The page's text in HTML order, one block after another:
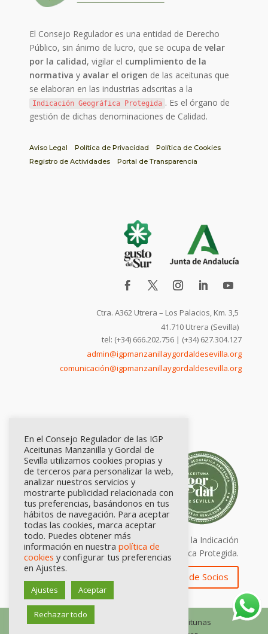
El Consejo Regulador es una entidad de Derecho
Público, sin ánimo de lucro, que se ocupa develar
por la calidad, vigilar el cumplimiento de la
normativa y avalar el origen de las aceitunas que
se elaboran en las industrias adscritas a la
Indicación Geográfica Protegida . Es el órgano de
gestión de dichas denominaciones de Calidad.
Aviso Legal Política de Privacidad
Política de Cookies
Registro de Actividades
Portal de Transparencia
Ctra. A362 Utrera – Los Palacios, Km. 3,5
41.710 Utrera (Sevilla)
tel: (+34) 666.202.756 | (+34) 627.304.127
admin@igpmanzanillaygordaldesevilla.org
comunicación@igpmanzanillaygordaldesevilla.org
Calidad certificada por Origen. Sellos de la Indicación
Geográfica Protegida.
Zona de Socios
© Consejo Regulador de las IGP Aceitunas
En el Consejo Regulador de las IGP
Aceitunas Manzanilla y Gordal de
Sevilla utilizamos cookies propias y
de terceros para personalizar la web,
analizar nuestros servicios y
mostrarte publicidad relacionada con
tus preferencias, basándonos en tus
hábitos de navegación. Para aceptar
todas las cookies, marca aceptar
todo. Puedes obtener más
información en nuestra política de
cookies y configurar tus preferencias
en Ajustes.
Ajustes Aceptar
Rechazar todo